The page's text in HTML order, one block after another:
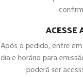
ACESSE
Após o pedido, entre
dia e horário para
poderá ser